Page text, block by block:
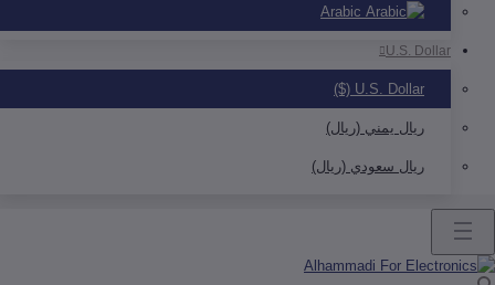
Arabic
U.S.
U.S. Dollar ($)
ريال يمني (ريال)
ريال سعودي (ريال)